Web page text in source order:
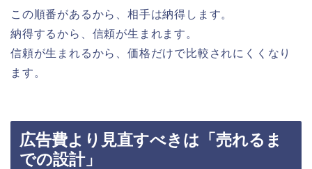
この順番があるから、相手は納得します。
納得するから、信頼が生まれます。
信頼が生まれるから、価格だけで比較されにくくなり
ます。
広告費より見直すべきは「売れるま
での設計」